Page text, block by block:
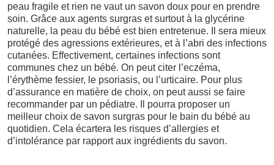
peau fragile et rien ne vaut un savon doux pour en prendre
soin. Grâce aux agents surgras et surtout à la glycérine
naturelle, la peau du bébé est bien entretenue. Il sera mieux
protégé des agressions extérieures, et à l’abri des infections
cutanées. Effectivement, certaines infections sont
communes chez un bébé. On peut citer l’eczéma,
l’érythème fessier, le psoriasis, ou l’urticaire. Pour plus
d’assurance en matière de choix, on peut aussi se faire
recommander par un pédiatre. Il pourra proposer un
meilleur choix de savon surgras pour le bain du bébé au
quotidien. Cela écartera les risques d’allergies et
d’intolérance par rapport aux ingrédients du savon.